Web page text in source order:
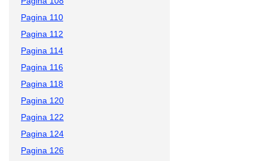
Pagina 110
Pagina 112
Pagina 114
Pagina 116
Pagina 118
Pagina 120
Pagina 122
Pagina 124
Pagina 126